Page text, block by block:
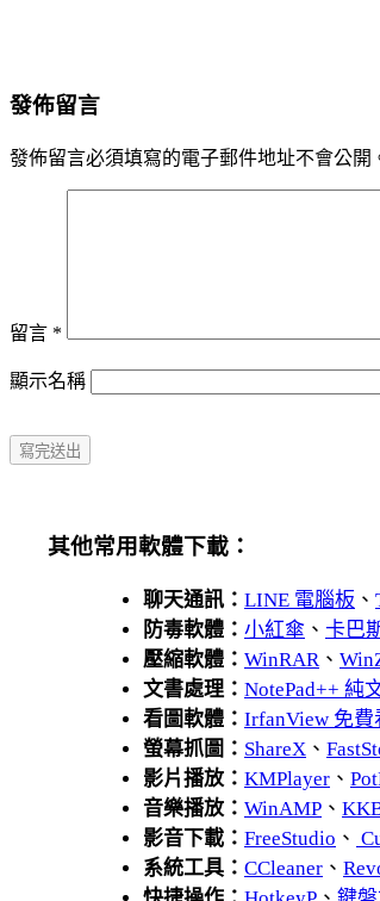
發佈留言
發佈留言必須填寫的電子郵件地址不會公開
留言 *
顯示名稱
其他常用軟體下載：
聊天通訊： LINE 電腦板 、
防毒軟體： 小紅傘 、 卡巴
壓縮軟體： WinRAR、
文書處理： NotePad++ 純
看圖軟體： IrfanView 免費
螢幕抓圖： ShareX 、
影片播放： KMPlayer 、
音樂播放： WinAMP 、
影音下載： FreeStudio 、
系統工具： CCleaner 、